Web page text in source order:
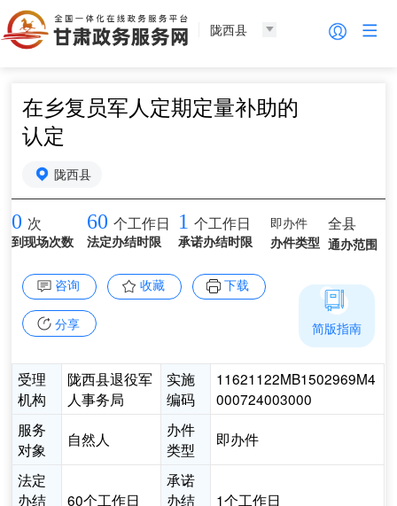
陇西县
在乡复员军人定期定量补助的
认定
陇西县
0 次
到现场次数
60 个工作日
法定办结时限
1 个工作日
承诺办结时限
即办件
办件类型
全县
通办范围
咨询 收藏 下载
分享
受理
机构
陇西县退役军
人事务局
实施
编码
11621122MB1502969M4
000724003000
服务
对象
自然人
办件
类型
即办件
法定
办结
60个工作日
承诺
办结
1个工作日
简版指南